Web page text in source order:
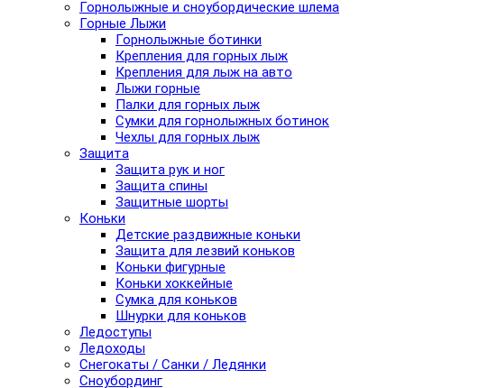
Горнолыжные и сноубордические шлема
Горные Лыжи
Горнолыжные ботинки
Крепления для горных лыж
Крепления для лыж на авто
Лыжи горные
Палки для горных лыж
Сумки для горнолыжных ботинок
Чехлы для горных лыж
Защита
Защита рук и ног
Защита спины
Защитные шорты
Коньки
Детские раздвижные коньки
Защита для лезвий коньков
Коньки фигурные
Коньки хоккейные
Сумка для коньков
Шнурки для коньков
Ледоступы
Ледоходы
Снегокаты / Санки / Ледянки
Сноубординг